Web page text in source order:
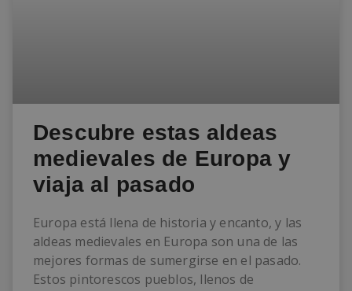
Descubre estas aldeas
medievales de Europa y
viaja al pasado
Europa está llena de historia y encanto, y las
aldeas medievales en Europa son una de las
mejores formas de sumergirse en el pasado.
Estos pintorescos pueblos, llenos de